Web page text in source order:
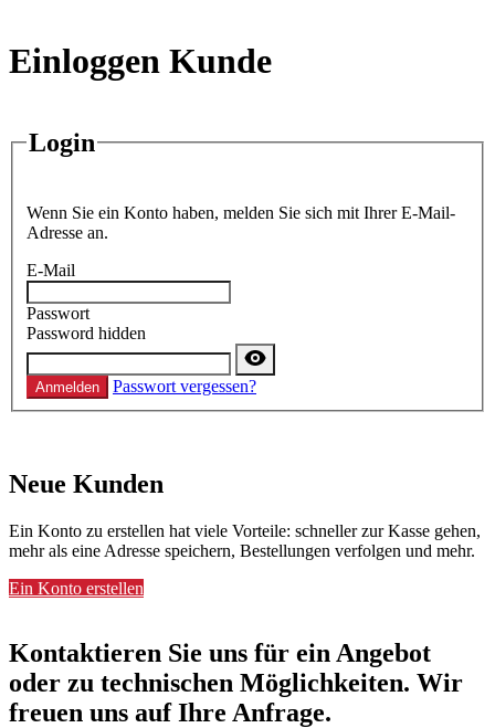
Einloggen Kunde
Login
Wenn Sie ein Konto haben, melden Sie sich mit Ihrer E-Mail-
Adresse an.
E-Mail
Passwort
Password hidden
Anmelden Passwort vergessen?
Neue Kunden
Ein Konto zu erstellen hat viele Vorteile: schneller zur Kasse gehen,
mehr als eine Adresse speichern, Bestellungen verfolgen und mehr.
Ein Konto erstellen
Kontaktieren Sie uns für ein Angebot
oder zu technischen Möglichkeiten. Wir
freuen uns auf Ihre Anfrage.